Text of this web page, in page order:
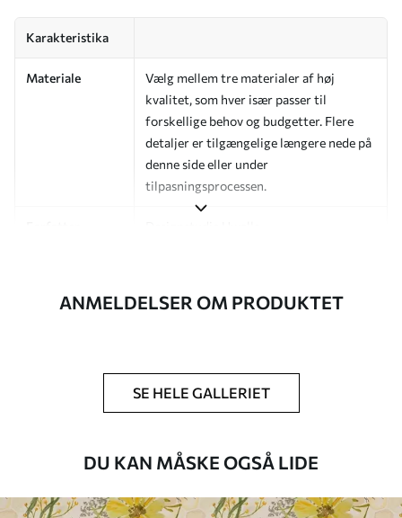
Karakteristika
Materiale
Vælg mellem tre materialer af høj
kvalitet, som hver især passer til
forskellige behov og budgetter. Flere
detaljer er tilgængelige længere nede på
denne side eller under
tilpasningsprocessen.
Efterbehandling Halvmat.
med en bredde på op til 50 cm.
muligheder
tapetklæber.
blød svamp. Tapeter med lakfinish kan
ANMELDELSER OM PRODUKTET
SE HELE GALLERIET
DU KAN MÅSKE OGSÅ LIDE